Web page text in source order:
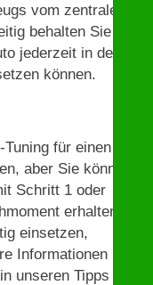
vom zentralen
behalten Sie
jederzeit in den
können.
für einen
aber Sie können
Schritt 1 oder
erhalten.
einsetzen,
Informationen
unseren Tipps zu